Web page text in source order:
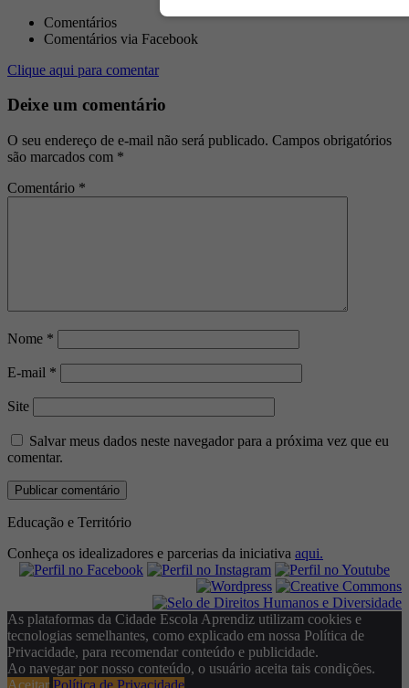
Comentários
Comentários via Facebook
Clique aqui para comentar
Deixe um comentário
O seu endereço de e-mail não será publicado. Campos obrigatórios
são marcados com *
Comentário *
Nome *
E-mail *
Site
Salvar meus dados neste navegador para a próxima vez que eu
comentar.
Educação e Território
Conheça os idealizadores e parcerias da iniciativa aqui.
As plataformas da Cidade Escola Aprendiz utilizam cookies e
tecnologias semelhantes, como explicado em nossa Política de
Privacidade, para recomendar conteúdo e publicidade.
Ao navegar por nosso conteúdo, o usuário aceita tais condições.